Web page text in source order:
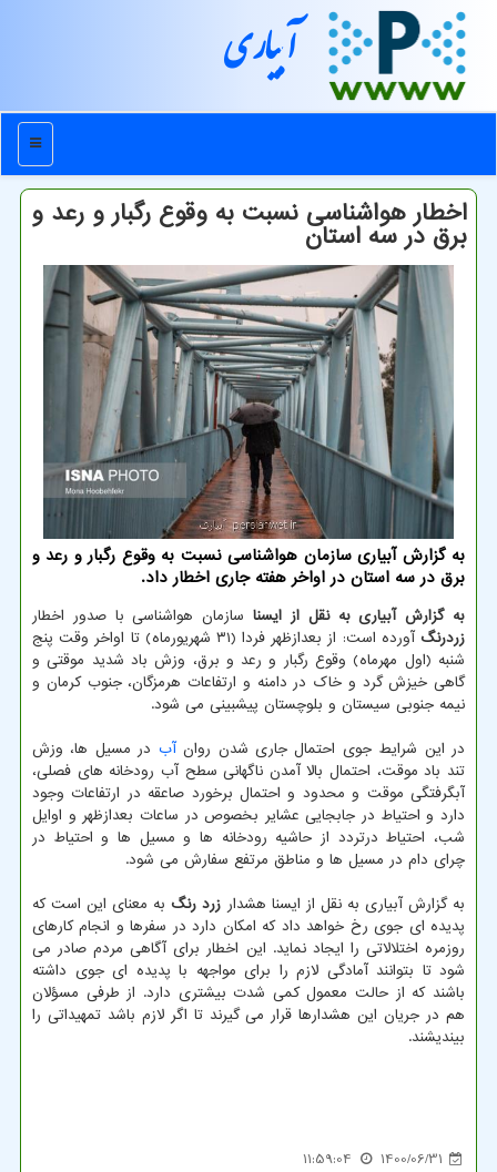
آبیاری
منو
اخطار هواشناسی نسبت به وقوع رگبار و رعد و
برق در سه استان
به گزارش آبیاری سازمان هواشناسی نسبت به وقوع رگبار و رعد و
برق در سه استان در اواخر هفته جاری اخطار داد.
به گزارش آبیاری به نقل از ایسناسازمان هواشناسی با صدور اخطار
زردرنگ
آورده است: از بعدازظهر فردا (۳۱ شهریورماه) تا اواخر وقت پنج
شنبه (اول مهرماه) وقوع رگبار و رعد و برق، وزش باد شدید موقتی و
گاهی خیزش گرد و خاک در دامنه و ارتفاعات هرمزگان، جنوب کرمان و
نیمه جنوبی سیستان و بلوچستان پیشبینی می شود.
در این شرایط جوی احتمال جاری شدن روانآب در مسیل ها، وزش
تند باد موقت، احتمال بالا آمدن ناگهانی سطح آب رودخانه های فصلی،
آبگرفتگی موقت و محدود و احتمال برخورد صاعقه در ارتفاعات وجود
دارد و احتیاط در جابجایی عشایر بخصوص در ساعات بعدازظهر و اوایل
شب، احتیاط درتردد از حاشیه رودخانه ها و مسیل ها و احتیاط در
چرای دام در مسیل ها و مناطق مرتفع سفارش می شود.
به گزارش آبیاری به نقل از ایسنا هشدار زرد رنگبه معنای این است که
پدیده ای جوی رخ خواهد داد که امکان دارد در سفرها و انجام کارهای
روزمره اختلالاتی را ایجاد نماید. این اخطار برای آگاهی مردم صادر می
شود تا بتوانند آمادگی لازم را برای مواجهه با پدیده ای جوی داشته
باشند که از حالت معمول کمی شدت بیشتری دارد. از طرفی مسؤلان
هم در جریان این هشدارها قرار می گیرند تا اگر لازم باشد تمهیداتی را
بیندیشند.
1400/06/31
11:59:04